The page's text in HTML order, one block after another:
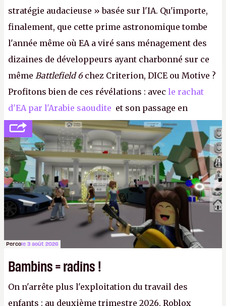
stratégie audacieuse » basée sur l'IA. Qu'importe,
finalement, que cette prime astronomique tombe
l'année même où EA a viré sans ménagement des
dizaines de développeurs ayant charbonné sur ce
même Battlefield 6chez Criterion, DICE ou Motive ?
Profitons bien de ces révélations : avec le rachat
d'EA par l'Arabie saoudite et son passage en
société privée, l'éditeur n'aura bientôt plus
l'obligation de publier ses bilans. Encore une
victoire pour la transparence.P.
Percole 3 août 2026
Bambins = radins !
On n'arrête plus l'exploitation du travail des
enfants : au deuxième trimestre 2026, Roblox